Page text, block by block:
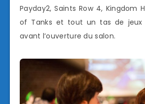
Payday2, Saints Row 4, Kingdom
of Tanks et tout un tas de jeux
avant l’ouverture du salon.